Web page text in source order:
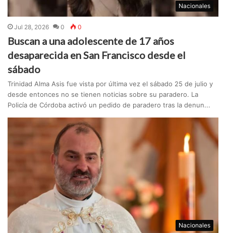
Nacionales
Jul 28, 2026 0 0
Buscan a una adolescente de 17 años
desaparecida en San Francisco desde el
sábado
Trinidad Alma Asis fue vista por última vez el sábado 25 de julio y
desde entonces no se tienen noticias sobre su paradero. La
Policía de Córdoba activó un pedido de paradero tras la denun...
Nacionales